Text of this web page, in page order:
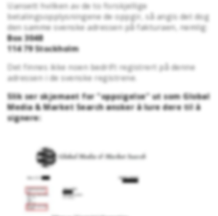
Uansett hvilken av de to forskjellige
betalingsopplysningene de oppgir, så angis det dog
den samme svenske adressen på fakturaen, nemlig:
Box 3048
114 79 Stockholm
Det finnes ikke noen bedrift registrert på denne
adressen i de svenske registrene.
Slik ser skjemaet for "oppsigelse" ut som Global
Media & Market Search ønsker å lure dere til å
signere: